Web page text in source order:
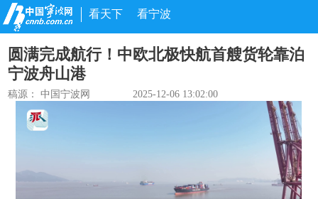
看天下 看宁波
圆满完成航行！中欧北极快航首艘货轮靠泊
宁波舟山港
稿源： 中国宁波网 2025-12-06 13:02:00